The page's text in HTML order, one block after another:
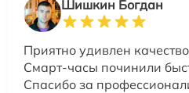
Шишкин Богдан
Приятно удивлен
Смарт-часы починили
Спасибо за